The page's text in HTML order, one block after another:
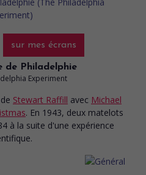
sur mes écrans
de Philadelphie
Experiment
de Stewart Raffill avec Michael
. En 1943, deux matelots
à la suite d'une expérience